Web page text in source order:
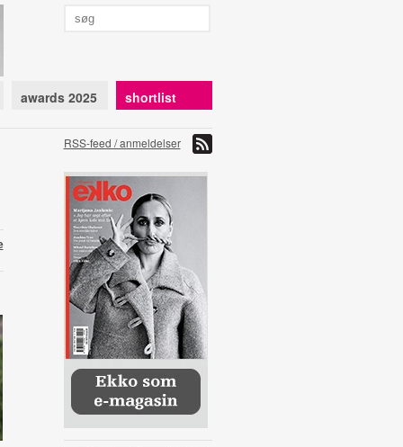
awards 2025 shortlist
RSS-feed / anmeldelser